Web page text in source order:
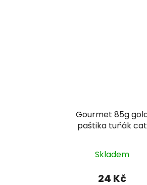
Gourmet 85g gold
paštika tuňák cat
Skladem
24 Kč